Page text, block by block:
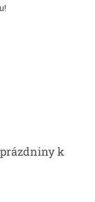
prázdniny k